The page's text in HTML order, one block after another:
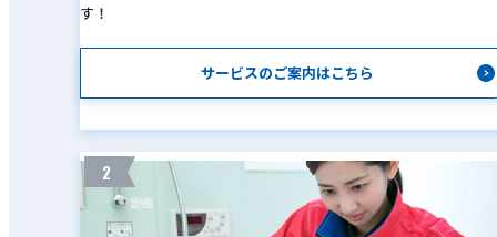
す！
サービスのご案内はこちら
2